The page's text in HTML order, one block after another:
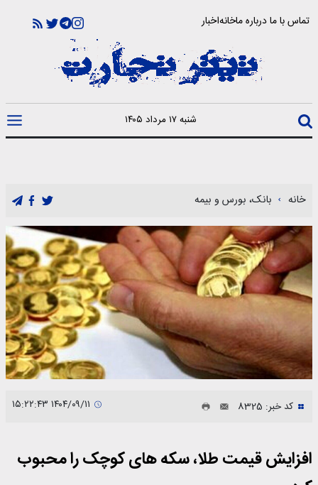
تماس با مادرباره ماخانهاخبار
شنبه ۱۷ مرداد ۱۴۰۵
خانه بانک، بورس و بیمه
کد خبر: 8325
افزایش قیمت طلا، سکه های کوچک را محبوب